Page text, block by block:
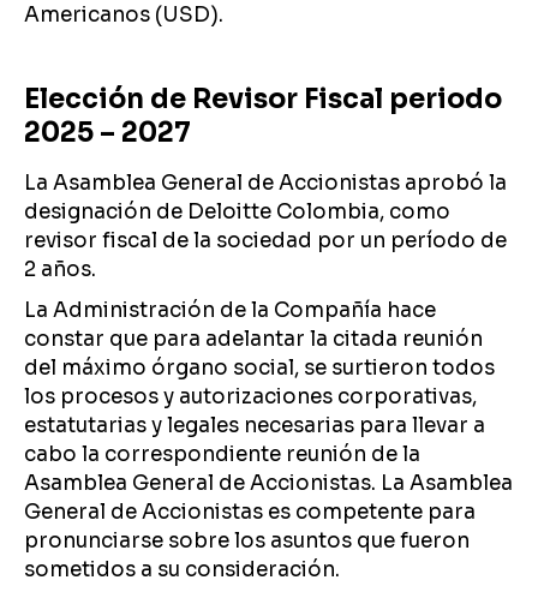
Americanos (USD).
Elección de Revisor Fiscal periodo
2025 – 2027
La Asamblea General de Accionistas aprobó la
designación de Deloitte Colombia, como
revisor fiscal de la sociedad por un período de
2 años.
La Administración de la Compañía hace
constar que para adelantar la citada reunión
del máximo órgano social, se surtieron todos
los procesos y autorizaciones corporativas,
estatutarias y legales necesarias para llevar a
cabo la correspondiente reunión de la
Asamblea General de Accionistas. La Asamblea
General de Accionistas es competente para
pronunciarse sobre los asuntos que fueron
sometidos a su consideración.